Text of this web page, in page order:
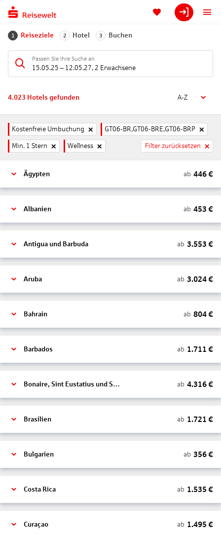
1 Reiseziele 2 Hotel 3 Buchen
Passen Sie Ihre Suche an
15.05.25 – 12.05.27, 2 Erwachsene
4.023 Hotels gefunden A-Z
Kostenfreie Umbuchung GT06-BR,GT06-BRE,GT06-BRP
Min. 1 Stern Wellness Filter zurücksetzen
Ägypten ab 446€
Albanien ab 453 €
Antigua und Barbuda ab 3.553 €
Aruba ab 3.024€
Bahrain ab 804€
Barbados ab 1.711 €
Bonaire, Sint Eustatius und Saba ab 4.316€
Brasilien ab 1.721 €
Bulgarien ab 356€
Costa Rica ab 1.535 €
Curaçao ab 1.495 €